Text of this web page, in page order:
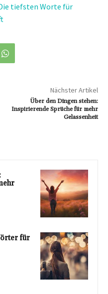
tiefsten Worte für
Nächster Artikel
Über den Dingen stehen:
Inspirierende Sprüche für mehr
Gelassenheit
für